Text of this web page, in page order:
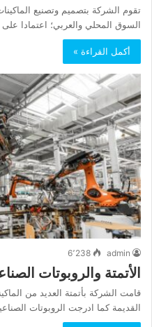
تقوم الشركة بتصميم وتصنيع
السوق المحلي والعربي؛ اعتمادا
أكمل القراءة »
admin 6٬238
الأتمتة والروبوتات
قامت الشركة بأتمتة العديد من
القديمة كما ادرجت الروبوتات